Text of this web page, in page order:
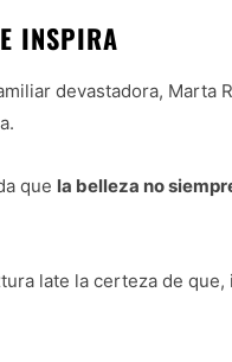
INSPIRA
devastadora, Marta
que la belleza no
late la certeza de